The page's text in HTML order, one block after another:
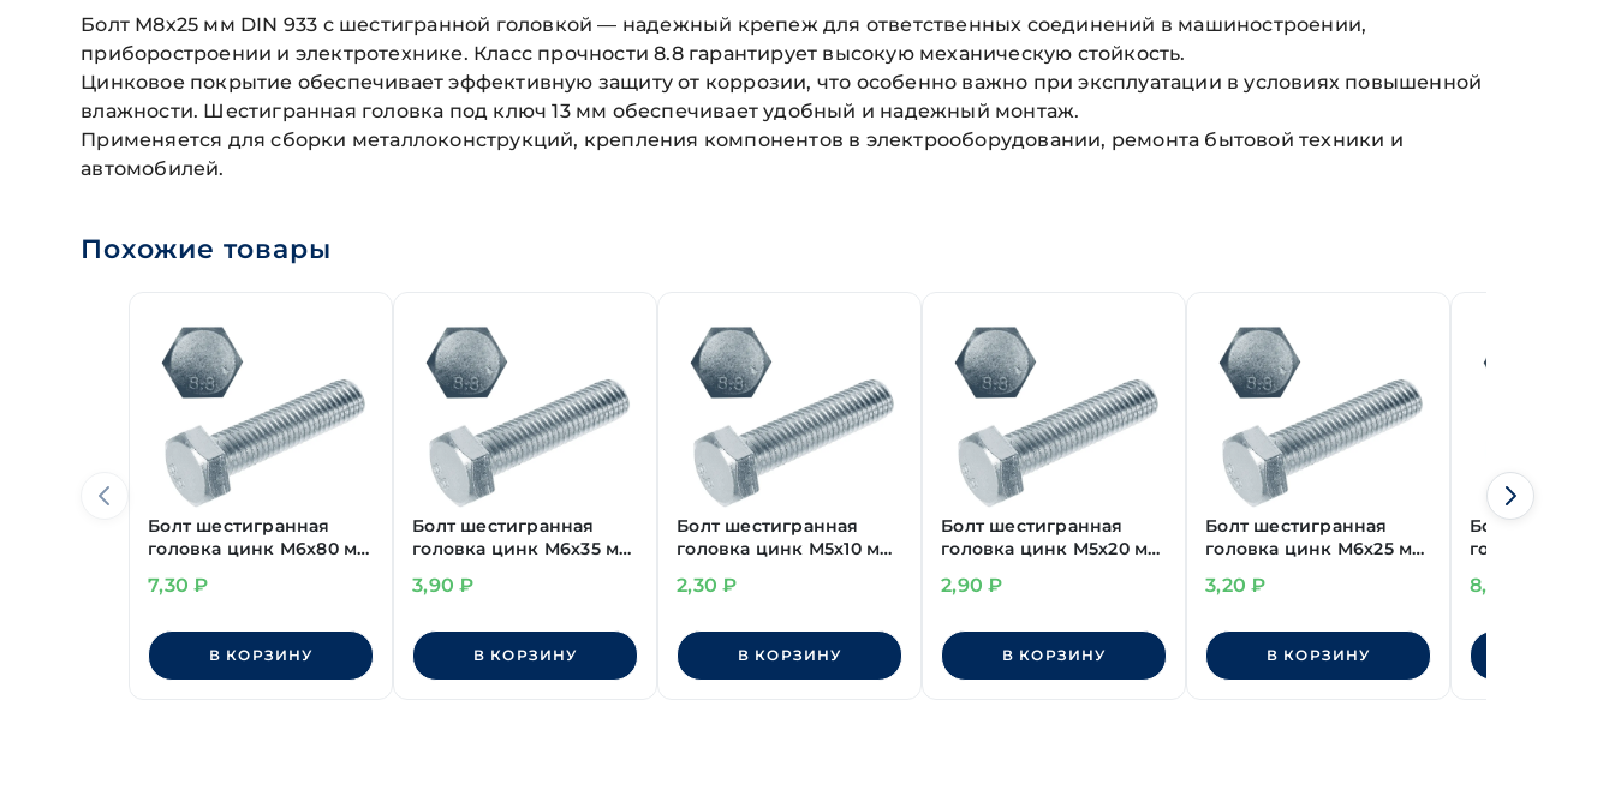
Болт М8х25 мм DIN 933 с шестигранной головкой — надежный крепеж для ответственных соединений в машиностроении,
приборостроении и электротехнике. Класс прочности 8.8 гарантирует высокую механическую стойкость.
Цинковое покрытие обеспечивает эффективную защиту от коррозии, что особенно важно при эксплуатации в условиях повышенной
влажности. Шестигранная головка под ключ 13 мм обеспечивает удобный и надежный монтаж.
Применяется для сборки металлоконструкций, крепления компонентов в электрооборудовании, ремонта бытовой техники и
автомобилей.
Похожие товары
Болт шестигранная
головка цинк М6х80 мм
прочности 8.8
7,30₽
В КОРЗИНУ
Болт шестигранная
головка цинк М6х35 мм
прочности 8.8
3,90₽
В КОРЗИНУ
Болт шестигранная
головка цинк М5х10 мм
прочности 8.8
2,30₽
В КОРЗИНУ
Болт шестигранная
головка цинк М5х20 мм
прочности 8.8
2,90₽
В КОРЗИНУ
Болт шестигранная
головка цинк М6х25 мм
прочности 8.8
3,20₽
В КОРЗИНУ
Болт
головка цинк
класс
8,70